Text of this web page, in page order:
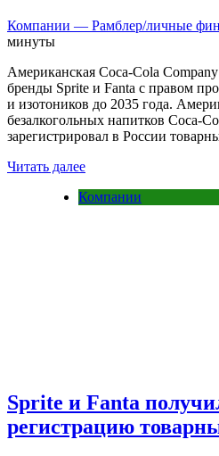
Компании — Рамблер/личные
минуты
Американская Coca-Cola
бренды Sprite и Fanta с правом
и изотоников до 2035 года.
безалкогольных напитков Coca-
зарегистрировал в России
Читать далее
Компании
Sprite и Fanta
регистрацию